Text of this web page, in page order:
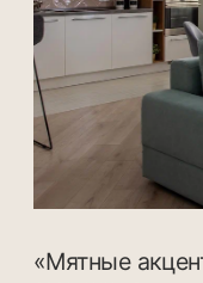
Нажимая кнопку «Отправить» вы
+7